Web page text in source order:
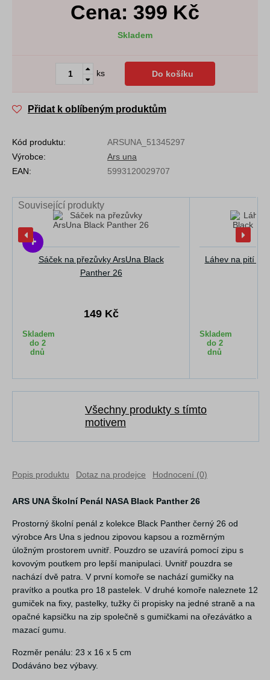
Cena: 399 Kč
Skladem
ks Do košíku
Přidat k oblíbeným produktům
Kód produktu:
ARSUNA_51345297
Výrobce:
Ars una
EAN:
5993120029707
Související produkty
Sáček na přezůvky ArsUna Black
Panther 26
149 Kč
Skladem
do 2
dnů
Láhev na pití
Skladem
do 2
dnů
Všechny produkty s tímto
motivem
Popis produktu Dotaz na prodejce Hodnocení (0)
ARS UNA Školní Penál NASA Black Panther 26
Prostorný školní penál z kolekce Black Panther černý 26 od
výrobce Ars Una s jednou zipovou kapsou a rozměrným
úložným prostorem uvnitř. Pouzdro se uzavírá pomocí zipu s
kovovým poutkem pro lepší manipulaci. Uvnitř pouzdra se
nachází dvě patra. V první komoře se nachází gumičky na
pravítko a poutka pro 18 pastelek. V druhé komoře naleznete 12
gumiček na fixy, pastelky, tužky či propisky na jedné straně a na
opačné kapsičku na zip společně s gumičkami na ořezávátko a
mazací gumu.
Rozměr penálu: 23 x 16 x 5 cm
Dodáváno bez výbavy.